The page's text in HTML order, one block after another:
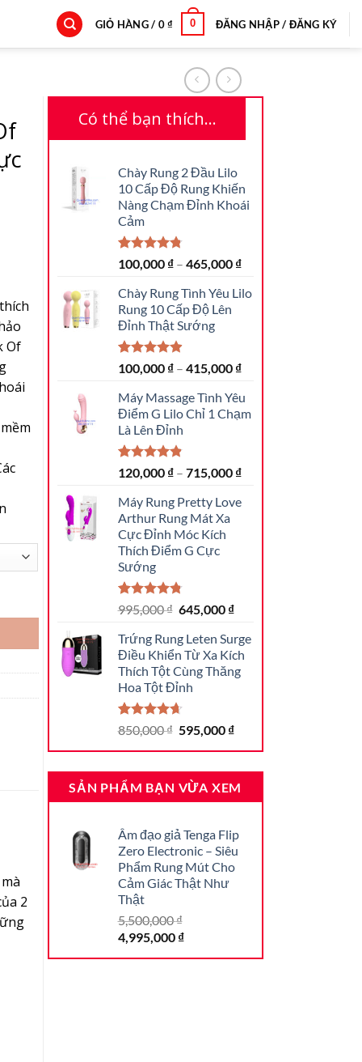
GIỎ HÀNG / 0₫ 0 ĐĂNG NHẬP / ĐĂNG KÝ
Có thể bạn thích…
Chày Rung 2 Đầu Lilo
10 Cấp Độ Rung Khiến
Nàng Chạm Đỉnh Khoái
Cảm
4.80 trên 5
dựa trên
15
đánh giá
100,000 ₫– 465,000 ₫
Chày Rung Tình Yêu Lilo
Rung 10 Cấp Độ Lên
Đỉnh Thật Sướng
4.94 trên 5
dựa trên
16
đánh giá
100,000 ₫– 415,000 ₫
Máy Massage Tình Yêu
Điểm G Lilo Chỉ 1 Chạm
Là Lên Đỉnh
4.85 trên 5
dựa trên
20
đánh giá
120,000 ₫– 715,000 ₫
Máy Rung Pretty Love
Arthur Rung Mát Xa
Cực Đỉnh Móc Kích
Thích Điểm G Cực
Sướng
4.81 trên 5
dựa trên
16
đánh giá
995,000₫ Giá
là:
995,000 ₫.
645,000 ₫Giá
tại
là:
645,000 ₫.
Trứng Rung Leten Surge
Điều Khiển Từ Xa Kích
Thích Tột Cùng Thăng
Hoa Tột Đỉnh
4.69trên
5 dựa trên
16
đánh giá
850,000₫ Giá
850,000 ₫.
595,000 ₫Giá
là:
595,000 ₫.
SẢN PHẨM BẠN VỪA XEM
Âm đạo giả Tenga Flip
Zero Electronic – Siêu
Phẩm Rung Mút Cho
Cảm Giác Thật Như
Thật
5,500,000₫
Giá
4,995,000 ₫Giá
Of
2